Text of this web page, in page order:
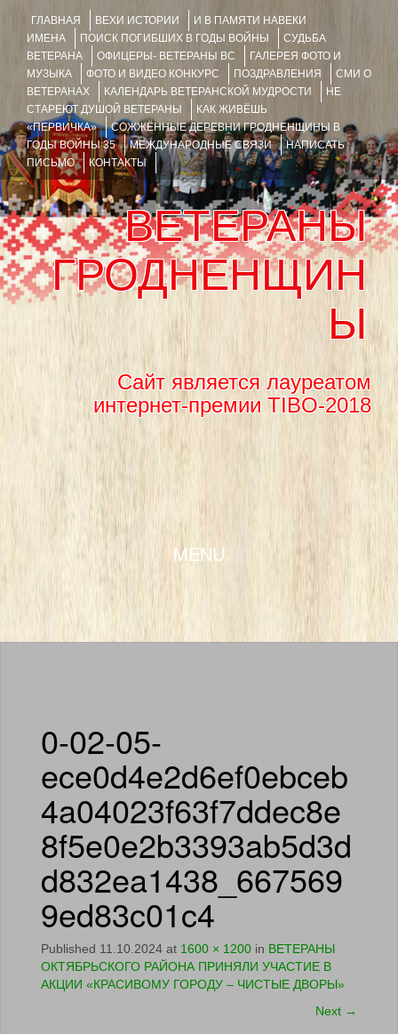
ГЛАВНАЯ ВЕХИ ИСТОРИИ
И В ПАМЯТИ НАВЕКИ
ИМЕНА
ПОИСК ПОГИБШИХ В ГОДЫ ВОЙНЫ
СУДЬБА
ВЕТЕРАНА
ОФИЦЕРЫ- ВЕТЕРАНЫ ВС
ГАЛЕРЕЯ ФОТО И
МУЗЫКА
ФОТО И ВИДЕО КОНКУРС ПОЗДРАВЛЕНИЯ
СМИ О
ВЕТЕРАНАХ
КАЛЕНДАРЬ ВЕТЕРАНСКОЙ МУДРОСТИ
НЕ
СТАРЕЮТ ДУШОЙ ВЕТЕРАНЫ
КАК ЖИВЁШЬ
«ПЕРВИЧКА»
СОЖЖЁННЫЕ ДЕРЕВНИ ГРОДНЕНЩИНЫ В
ГОДЫ ВОЙНЫ 35
МЕЖДУНАРОДНЫЕ СВЯЗИ
НАПИСАТЬ
ПИСЬМО
КОНТАКТЫ
ВЕТЕРАНЫ
ГРОДНЕНЩИН
Ы
Сайт является лауреатом
интернет-премии TIBO-2018
MENU
0-02-05-
ece0d4e2d6ef0ebceb
4a04023f63f7ddec8e
8f5e0e2b3393ab5d3d
d832ea1438_667569
9ed83c01c4
Published 11.10.2024 at 1600 × 1200 in ВЕТЕРАНЫ
ОКТЯБРЬСКОГО РАЙОНА ПРИНЯЛИ УЧАСТИЕ В
АКЦИИ «КРАСИВОМУ ГОРОДУ – ЧИСТЫЕ ДВОРЫ»
Next →